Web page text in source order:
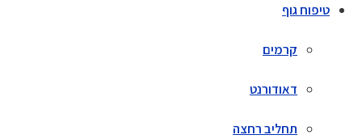
טיפוח גוף
קרמים
דאודורנט
תחליב רחצה